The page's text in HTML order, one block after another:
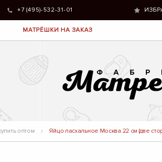
+7 (495)-532-31-01
МАТРЁШКИ НА ЗАКАЗ
оптом Яйцо пасхальное Москва 22 см (две